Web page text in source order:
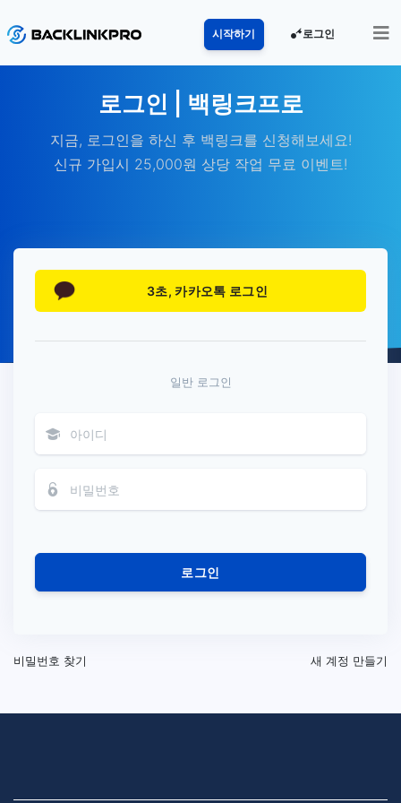
시작하기 로그인
로그인 | 백링크프로
지금, 로그인을 하신 후 백링크를 신청해보세요!
신규 가입시 25,000원 상당 작업 무료 이벤트!
3초, 카카오톡 로그인
일반 로그인
로그인
비밀번호 찾기 새 계정 만들기